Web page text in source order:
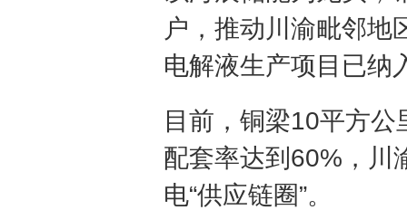
户，推动川渝毗邻地
电解液生产项目已纳
目前，铜梁10平方
配套率达到60%，川
电“供应链圈”。